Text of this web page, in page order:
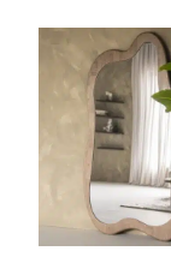
r
t
e
y
l
a